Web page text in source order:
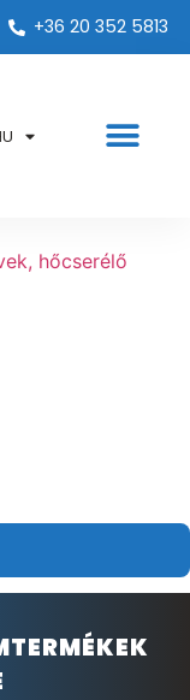
+36 20 352 5813
PT
hőcserélő